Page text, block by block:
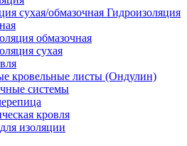
Гидроизоляция
обмазочная
сухая
кровельные листы (Ондулин)
системы
кровля
изоляции